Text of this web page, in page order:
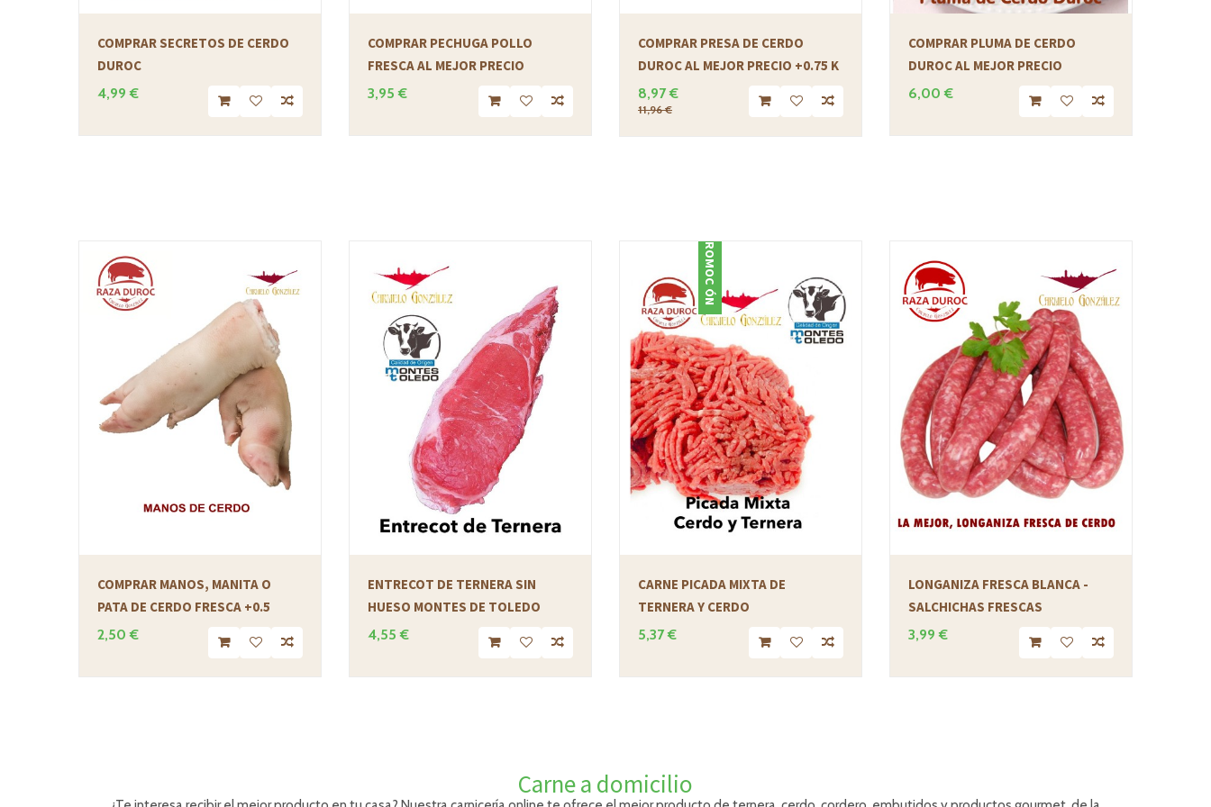
COMPRAR SECRETOS DE CERDO
DUROC
4,99 €
COMPRAR PECHUGA POLLO
FRESCA AL MEJOR PRECIO
3,95 €
COMPRAR PRESA DE CERDO
DUROC AL MEJOR PRECIO +0.75 K
8,97 €
11,96 €
COMPRAR PLUMA DE CERDO
DUROC AL MEJOR PRECIO
6,00 €
COMPRAR MANOS, MANITA O
PATA DE CERDO FRESCA +0.5
2,50 €
ENTRECOT DE TERNERA SIN
HUESO MONTES DE TOLEDO
4,55 €
PROMOCIÓN
CARNE PICADA MIXTA DE
TERNERA Y CERDO
5,37 €
LONGANIZA FRESCA BLANCA -
SALCHICHAS FRESCAS
3,99 €
Carne a domicilio